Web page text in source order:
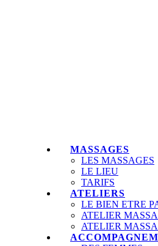
MASSAGES
LES MASSAGES
LE LIEU
TARIFS
ATELIERS
LE BIEN ETRE
ATELIER
ATELIER